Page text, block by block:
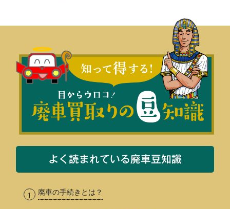
よく読まれている廃車豆知識
廃車の手続きとは？